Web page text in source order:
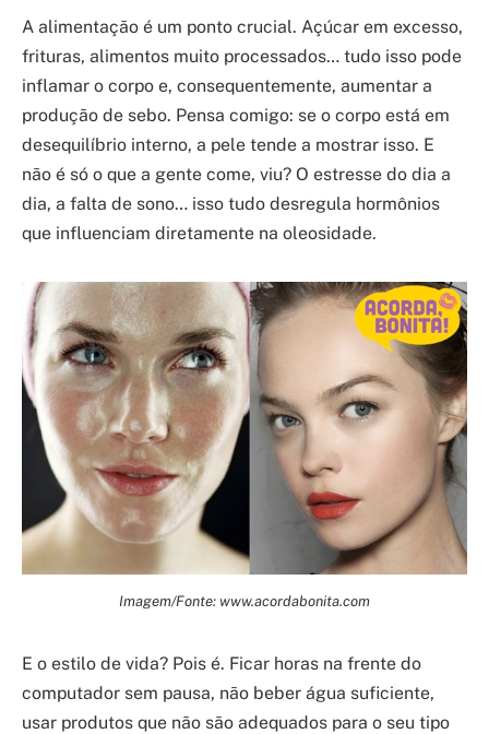
A alimentação é um ponto crucial. Açúcar em excesso,
frituras, alimentos muito processados… tudo isso pode
inflamar o corpo e, consequentemente, aumentar a
produção de sebo. Pensa comigo: se o corpo está em
desequilíbrio interno, a pele tende a mostrar isso. E
não é só o que a gente come, viu? O estresse do dia a
dia, a falta de sono… isso tudo desregula hormônios
que influenciam diretamente na oleosidade.
Imagem/Fonte: www.acordabonita.com
E o estilo de vida? Pois é. Ficar horas na frente do
computador sem pausa, não beber água suficiente,
usar produtos que não são adequados para o seu tipo